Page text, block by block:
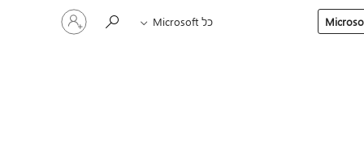
כל Microsoft
היכנס
לחשבון
שלך